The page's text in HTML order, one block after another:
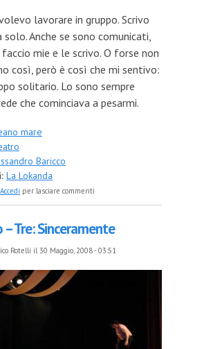
lavorare in gruppo. Scrivo
solo. Anche se sono comunicati,
mie e le scrivo. O forse non
così, però è così che mi sentivo:
solitario. Lo sono sempre
che cominciava a pesarmi.
mare
Baricco
La Lokanda
Debutto – Quattro: Ok
Accedi per lasciare commenti
Tre: Sinceramente
Rotelli il 30 Maggio, 2008 - 03:51